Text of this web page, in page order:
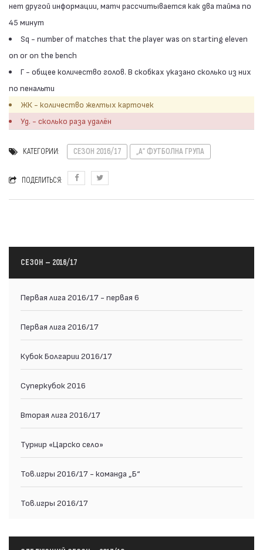
нет другой информации, матч рассчитывается как два тайма по
45 минут
Sq - number of matches that the player was on starting eleven
on or on the bench
Г - общее количество голов. В скобках указано сколько из них
по пенальти
ЖК - количество желтых карточек
Уд. - сколько раза удалён
КАТЕГОРИИ: СЕЗОН 2016/17 „А“ ФУТБОЛНА ГРУПА
ПОДЕЛИТЬСЯ:
СЕЗОН — 2016/17
Первая лига 2016/17 - первая 6
Первая лига 2016/17
Кубок Болгарии 2016/17
Суперкубок 2016
Вторая лига 2016/17
Турнир «Царско село»
Тов.игры 2016/17 - команда „Б“
Тов.игры 2016/17